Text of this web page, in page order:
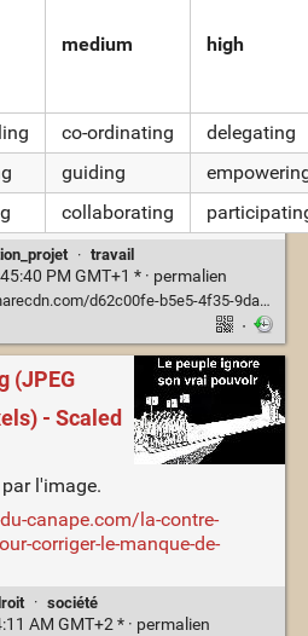
medium high
co-ordinating
delegating
guiding
collaborating
· travail
PM GMT+1 * · permalien
d62c00fe-b5e5-4f35-9da9-513a87fffbc3-large.png
·
(JPEG
- Scaled
l'image.
canape.com/la-contre-
corriger-le-manque-de-
· société
AM GMT+2 * · permalien